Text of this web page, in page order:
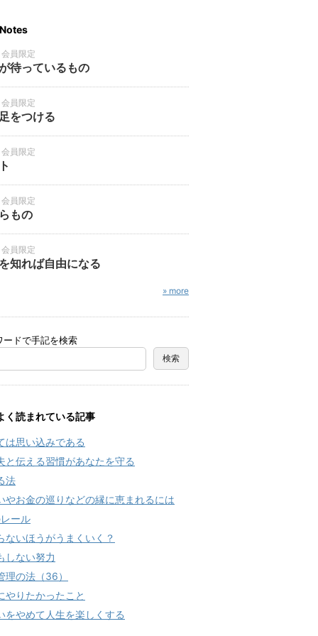
員限定
待っているもの
員限定
をつける
員限定
員限定
もの
員限定
知れば自由になる
» more
ードで手記を検索
く読まれている記事
は思い込みである
と伝える習慣があなたを守る
法
やお金の巡りなどの縁に恵まれるには
ール
ないほうがうまくいく？
しない努力
理の法（36）
やりたかったこと
をやめて人生を楽しくする